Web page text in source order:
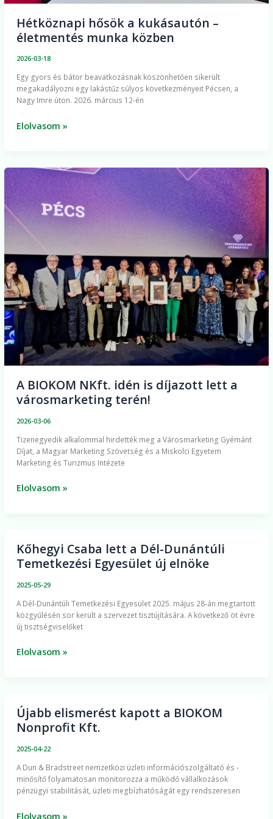
Hétköznapi hősök a kukásautón –
életmentés munka közben
2026-03-18
Egy gyors és bátor beavatkozásnak köszönhetően sikerült
megakadályozni egy lakástűz súlyos következményeit Pécsen, a
Nagy Imre úton. 2026. március 12-én
Elolvasom »
A BIOKOM NKft. idén is díjazott lett a
városmarketing terén!
2026-03-06
Tizenegyedik alkalommal hirdették meg a Városmarketing Gyémánt
Díjat, a Magyar Marketing Szövetség és a Miskolci Egyetem
Marketing és Turizmus Intézete
NKft.
idén
lett
a
városmarketing
terén!
Elolvasom »
Kőhegyi Csaba lett a Dél-Dunántúli
Temetkezési Egyesület új elnöke
2025-05-29
A Dél-Dunántúli Temetkezési Egyesület 2025. május 28-án megtartott
közgyűlésén sor került a szervezet tisztújítására. A következő öt évre
új tisztségviselőket
Kőhegyi
Csaba
Dél-
Dunántúli
Egyesület
Elolvasom »
Újabb elismerést kapott a BIOKOM
Nonprofit Kft.
2025-04-22
​A Dun & Bradstreet nemzetközi üzleti információszolgáltató és -
minősítő folyamatosan monitorozza a működő vállalkozások
pénzügyi stabilitását, üzleti megbízhatóságát egy rendszeresen
Újabb
elismerést
BIOKOM
Nonprofit
Elolvasom »